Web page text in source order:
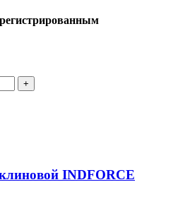
INDFORCE